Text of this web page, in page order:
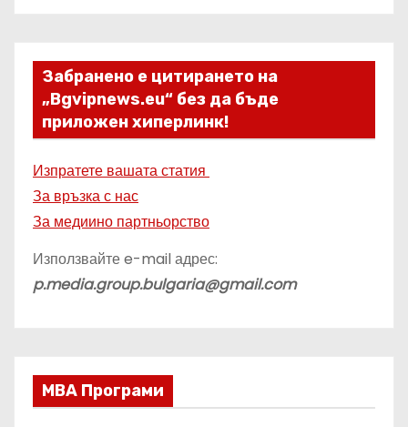
Забранено е цитирането на
„Bgvipnews.eu“ без да бъде
приложен хиперлинк!
Изпратете вашата статия
За връзка с нас
За медиино партньорство
Използвайте e-mail адрес:
p.media.group.bulgaria@gmail.com
МВА Програми